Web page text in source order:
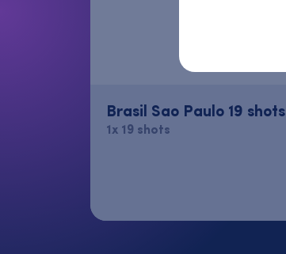
Brasil Sao Paulo 19 shots
1x 19 shots